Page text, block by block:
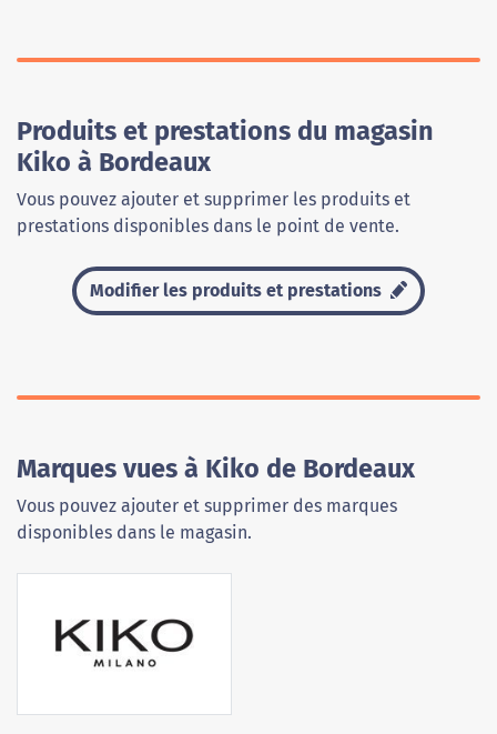
Produits et prestations du magasin
Kiko à Bordeaux
Vous pouvez ajouter et supprimer les produits et
prestations disponibles dans le point de vente.
Modifier les produits et prestations
Marques vues à Kiko de Bordeaux
Vous pouvez ajouter et supprimer des marques
disponibles dans le magasin.